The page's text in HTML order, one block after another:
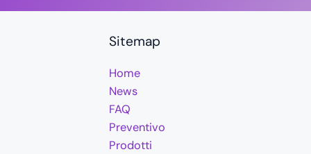
Sitemap
Home
News
FAQ
Preventivo
Prodotti